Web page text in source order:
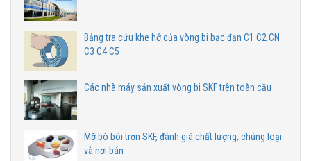
Bảng tra cứu khe hở của vòng bi bạc đạn C1 C2 CN
C3 C4 C5
Các nhà máy sản xuất vòng bi SKF trên toàn cầu
Mỡ bò bôi trơn SKF, đánh giá chất lượng, chủng loại
và nơi bán